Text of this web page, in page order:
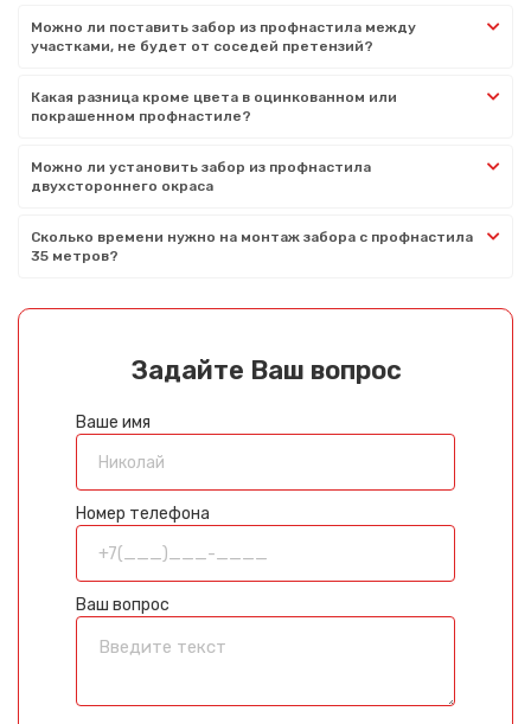
Можно ли поставить забор из профнастила между
участками, не будет от соседей претензий?
Какая разница кроме цвета в оцинкованном или
покрашенном профнастиле?
Можно ли установить забор из профнастила
двухстороннего окраса
Сколько времени нужно на монтаж забора с профнастила
35 метров?
Задайте Ваш вопрос
Ваше имя
Номер телефона
Ваш вопрос